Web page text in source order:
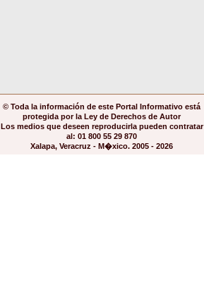
© Toda la información de este Portal Informativo está
protegida por la Ley de Derechos de Autor
Los medios que deseen reproducirla pueden contratar
al: 01 800 55 29 870
Xalapa, Veracruz - M�xico. 2005 - 2026